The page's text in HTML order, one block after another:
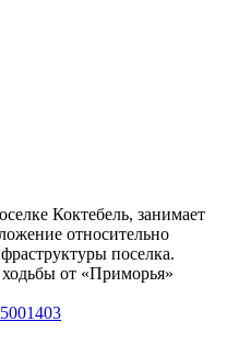
Коктебель, занимает
относительно
поселка.
от «Приморья»